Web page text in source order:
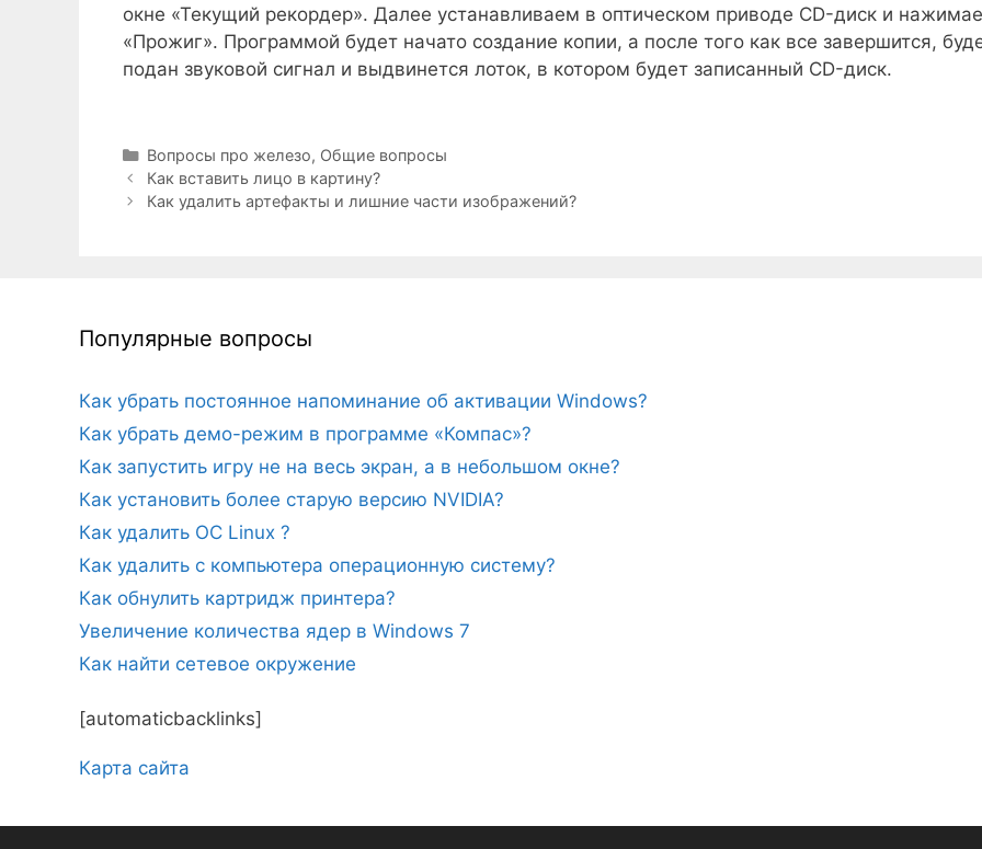
окне «Текущий рекордер». Далее устанавливаем в оптическом приводе CD-диск и
«Прожиг». Программой будет начато создание копии, а после того как все завершится,
подан звуковой сигнал и выдвинется лоток, в котором будет записанный CD-диск.
Рубрики
Вопросы про железо, Общие вопросы
Как вставить лицо в картину?
Как удалить артефакты и лишние части изображений?
Популярные вопросы
Как убрать постоянное напоминание об активации Windows?
Как убрать демо-режим в программе «Компас»?
Как запустить игру не на весь экран, а в небольшом окне?
Как установить более старую версию NVIDIA?
Как удалить ОС Linux ?
Как удалить с компьютера операционную систему?
Как обнулить картридж принтера?
Увеличение количества ядер в Windows 7
Как найти сетевое окружение
[automaticbacklinks]
Карта сайтa